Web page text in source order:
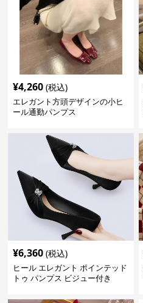
¥4,260 (税込)
エレガント方頭デザインの小ヒ
ール通勤パンプス
¥6,360 (税込)
ヒール エレガント ポインテッド
トゥ パンプス ビジュー付き